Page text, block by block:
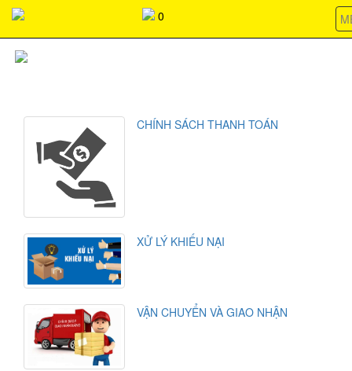
0
CHÍNH SÁCH THANH TOÁN
XỬ LÝ KHIẾU NẠI
VẬN CHUYỂN VÀ GIAO NHẬN